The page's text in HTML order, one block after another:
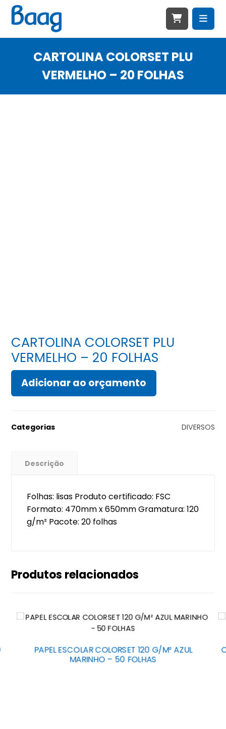
CARTOLINA COLORSET PLU
VERMELHO – 20 FOLHAS
CARTOLINA COLORSET PLU
VERMELHO – 20 FOLHAS
Adicionar ao orçamento
Categorias DIVERSOS
Descrição
Folhas: lisas Produto certificado: FSC
Formato: 470mm x 650mm Gramatura: 120
g/m² Pacote: 20 folhas
Produtos relacionados
PAPEL ESCOLAR COLORSET 120 G/M² AZUL
MARINHO – 50 FOLHAS